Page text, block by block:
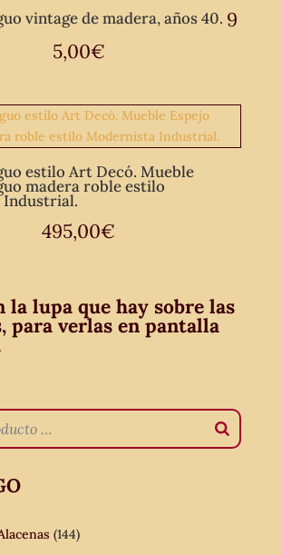
vintage de madera, años 40. 9
5,00€
estilo Art Decó. Mueble
madera roble estilo
495,00€
la lupa que hay sobre las
para verlas en pantalla
(144)